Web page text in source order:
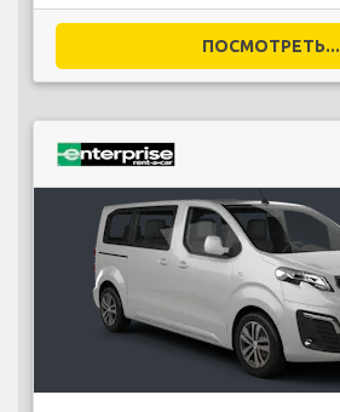
ПОСМОТРЕТЬ...